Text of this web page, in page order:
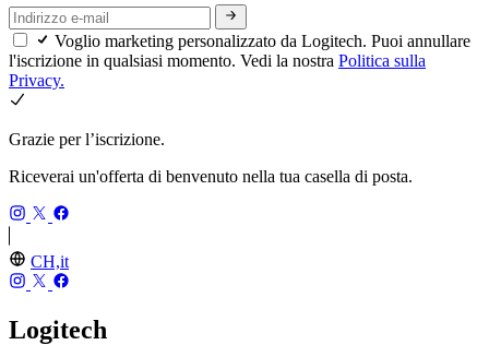
Voglio marketing personalizzato da Logitech. Puoi annullare
l'iscrizione in qualsiasi momento. Vedi la nostra Politica sulla
Privacy.
Grazie per l’iscrizione.
Riceverai un'offerta di benvenuto nella tua casella di posta.
CH,it
Logitech